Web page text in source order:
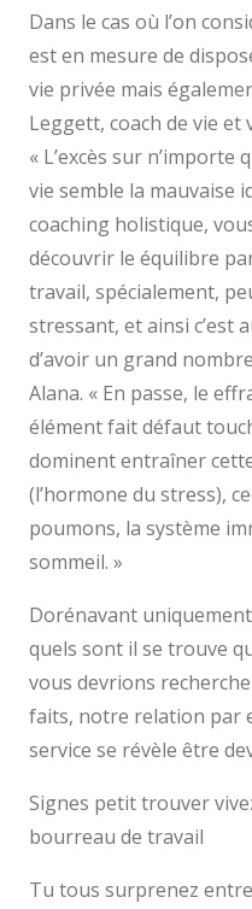
Dans le cas où l’on
est en mesure de
vie privée mais
Leggett, coach de vie
« L’excès sur n’importe
vie semble la mauvaise
coaching holistique,
découvrir le équilibre
travail, spécialement,
stressant, et ainsi c’est
d’avoir un grand
Alana. « En passe, le
élément fait défaut
dominent entraîner
(l’hormone du stress),
poumons, la système
sommeil. »
Dorénavant
quels sont il se trouve
vous devrions
faits, notre relation par
service se révèle être
Signes petit trouver
bourreau de travail
Tu tous surprenez